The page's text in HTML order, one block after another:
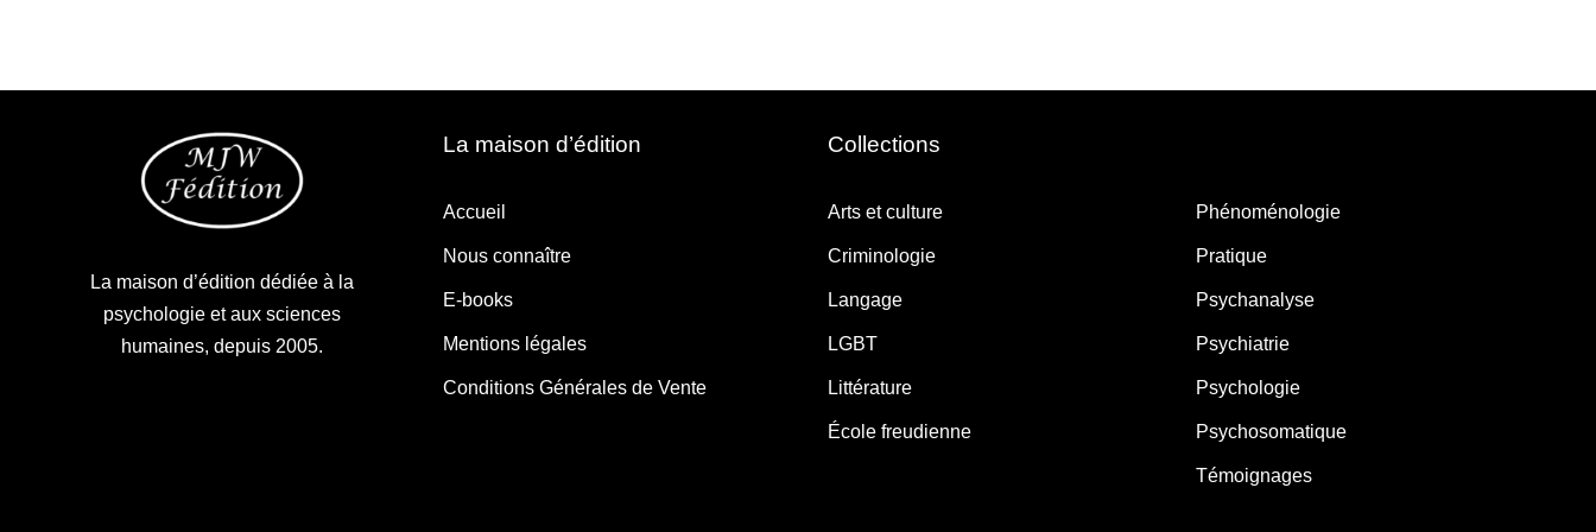
La maison d’édition dédiée à la
psychologie et aux sciences
humaines, depuis 2005.
La maison d’édition
Accueil
Nous connaître
E-books
Mentions légales
Conditions Générales de Vente
Collections
Arts et culture
Criminologie
Langage
LGBT
Littérature
École freudienne
Phénoménologie
Pratique
Psychanalyse
Psychiatrie
Psychologie
Psychosomatique
Témoignages